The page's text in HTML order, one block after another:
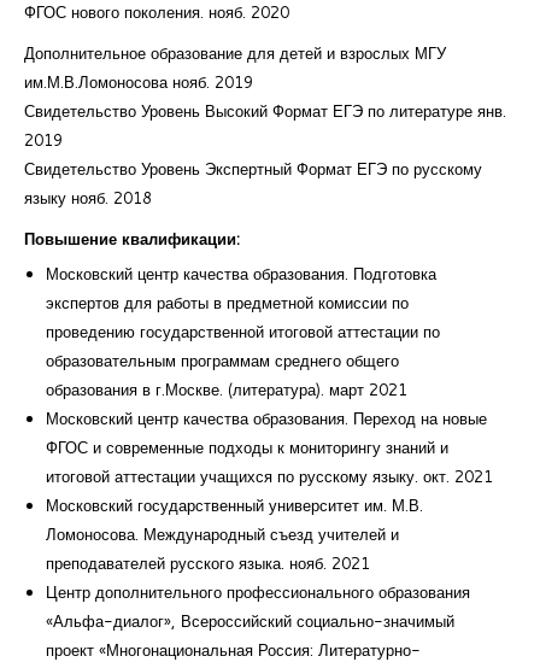
ФГОС нового поколения. нояб. 2020
Дополнительное образование для детей и взрослых МГУ
им.М.В.Ломоносова нояб. 2019
Свидетельство Уровень Высокий Формат ЕГЭ по литературе янв.
2019
Свидетельство Уровень Экспертный Формат ЕГЭ по русскому
языку нояб. 2018
Повышение квалификации:
Московский центр качества образования. Подготовка
экспертов для работы в предметной комиссии по
проведению государственной итоговой аттестации по
образовательным программам среднего общего
образования в г.Москве. (литература). март 2021
Московский центр качества образования. Переход на новые
ФГОС и современные подходы к мониторингу знаний и
итоговой аттестации учащихся по русскому языку. окт. 2021
Московский государственный университет им. М.В.
Ломоносова. Международный съезд учителей и
преподавателей русского языка. нояб. 2021
Центр дополнительного профессионального образования
«Альфа-диалог», Всероссийский социально-значимый
проект «Многонациональная Россия: Литературно-